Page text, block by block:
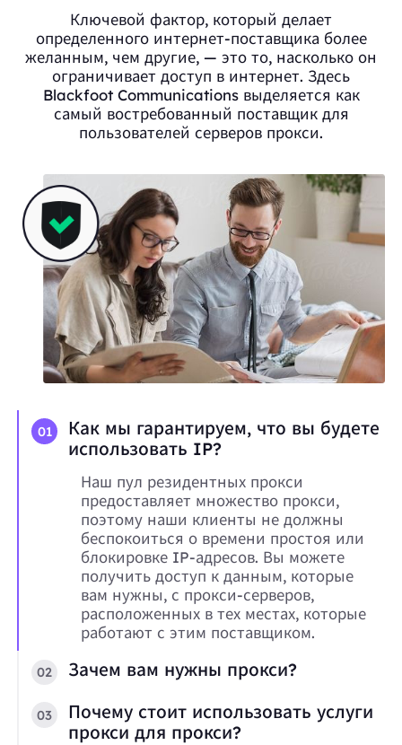
Ключевой фактор, который делает
определенного интернет-поставщика более
желанным, чем другие, — это то, насколько он
ограничивает доступ в интернет. Здесь
Blackfoot Communications выделяется как
самый востребованный поставщик для
пользователей серверов прокси.
01
Как мы гарантируем, что вы будете
использовать IP?
Наш пул резидентных прокси
предоставляет множество прокси,
поэтому наши клиенты не должны
беспокоиться о времени простоя или
блокировке IP-адресов. Вы можете
получить доступ к данным, которые
вам нужны, с прокси-серверов,
расположенных в тех местах, которые
работают с этим поставщиком.
02 Зачем вам нужны прокси?
03
Почему стоит использовать услуги
прокси для прокси?